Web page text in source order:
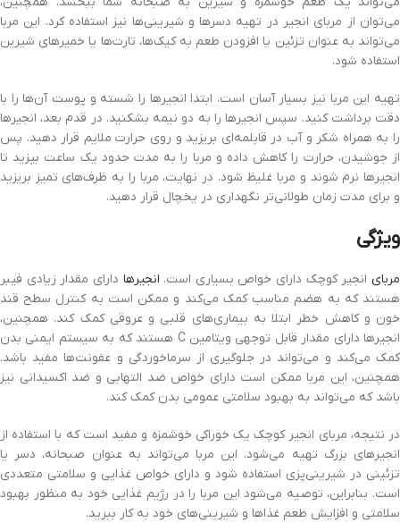
می‌توان از مربای انجیر در تهیه دسرها و شیرینی‌ها نیز استفاده کرد. این مربا
می‌تواند به عنوان تزئین یا افزودن طعم به کیک‌ها، تارت‌ها یا خمیرهای شیرین
استفاده شود.
تهیه این مربا نیز بسیار آسان است. ابتدا انجیرها را شسته‌ و پوست آن‌ها را با
دقت برداشت کنید. سپس انجیرها را به دو نیمه بشکنید. در قدم بعد، انجیرها
را به همراه شکر و آب در قابلمه‌ای بریزید و روی حرارت ملایم قرار دهید. پس
از جوشیدن، حرارت را کاهش داده و مربا را به مدت حدود یک ساعت بپزید تا
انجیرها نرم شوند و مربا غلیظ شود. در نهایت، مربا را به ظرف‌های تمیز بریزید
و برای مدت زمان طولانی‌تر نگهداری در یخچال قرار دهید.
ویژگی
مربای انجیر کوچک دارای خواص بسیاری است. انجیرها دارای مقدار زیادی فیبر
هستند که به هضم مناسب کمک می‌کند و ممکن است به کنترل سطح قند
خون و کاهش خطر ابتلا به بیماری‌های قلبی و عروقی کمک کند. همچنین،
انجیرها دارای مقدار قابل توجهی ویتامین C هستند که به سیستم ایمنی بدن
کمک می‌کند و می‌تواند در جلوگیری از سرماخوردگی و عفونت‌ها مفید باشد.
همچنین، این مربا ممکن است دارای خواص ضد التهابی و ضد اکسیدانی نیز
باشد که می‌تواند به بهبود سلامتی عمومی بدن کمک کند.
در نتیجه، مربای انجیر‌ کوچک یک خوراکی خوشمزه و مفید است که با استفاده از
انجیرهای بزرگ تهیه می‌شود. این مربا می‌تواند به عنوان صبحانه، دسر یا
تزئینی در شیرینی‌پزی استفاده شود و دارای خواص غذایی و سلامتی متعددی
است. بنابراین، توصیه می‌شود این مربا را در رژیم غذایی خود به منظور بهبود
سلامتی و افزایش طعم غذاها و شیرینی‌های خود به کار ببرید.